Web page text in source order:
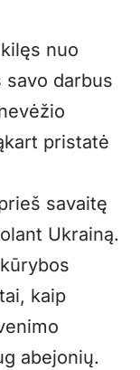
nuo
savo darbus
pristatė
savaitę
Ukrainą.
kaip
abejonių.